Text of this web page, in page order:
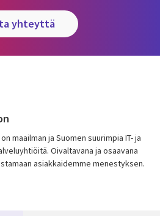
ota yhteyttä
maailman ja Suomen suurimpia IT- ja
Oivaltavana ja osaavana
asiakkaidemme menestyksen.